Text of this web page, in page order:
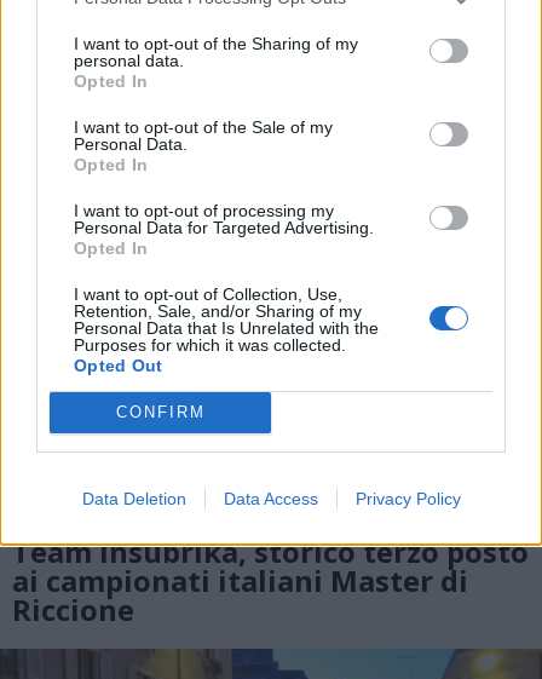
I want to opt-out of the Sharing of my
personal data.
Opted In
I want to opt-out of the Sale of my
Personal Data.
Opted In
I want to opt-out of processing my
Personal Data for Targeted Advertising.
Opted In
I want to opt-out of Collection, Use,
Retention, Sale, and/or Sharing of my
Personal Data that Is Unrelated with the
Purposes for which it was collected.
Opted Out
CONFIRM
Data Deletion Data Access Privacy Policy
Fugge all’alt dei carabinieri tra
Sesto Calende e Castelletto Ticino:
arrestato un motociclista
Team Insubrika, storico terzo posto
ai campionati italiani Master di
Riccione